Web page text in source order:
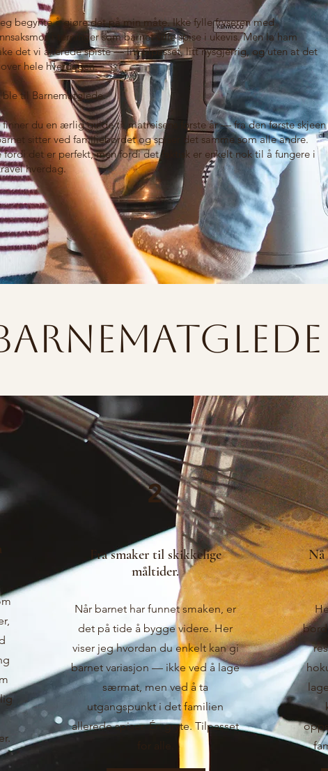
begynte å gjøre det på min måte. Ikke fylle fryseren med
i terninger som barnet ville spise i ukevis. Men la ham
det vi allerede spiste — litt tilpasset, litt nysgjerrig, og uten at det
hele hverdagen.
ble til Barnematglede.
finner du en ærlig guide til matreisens første år — fra den første skjeen
sitter ved familiebordet og spiser det samme som alle andre.
fordi det er perfekt, men fordi det faktisk er enkelt nok til å fungere i
hverdag.
2
Fra smaker til skikkelige
måltider.
Når barnet har funnet smaken, er
det på tide å bygge videre. Her
viser jeg hvordan du enkelt kan gi
barnet variasjon — ikke ved å lage
særmat, men ved å ta
utgangspunkt i det familien
allerede spiser. Én gryte. Tilpasset
for alle.
Nå